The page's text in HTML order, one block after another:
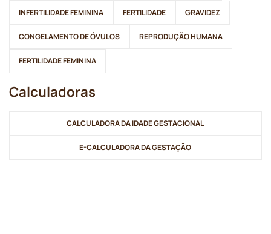
INFERTILIDADE FEMININA FERTILIDADE GRAVIDEZ
CONGELAMENTO DE ÓVULOS REPRODUÇÃO HUMANA
FERTILIDADE FEMININA
Calculadoras
CALCULADORA DA IDADE GESTACIONAL
E-CALCULADORA DA GESTAÇÃO